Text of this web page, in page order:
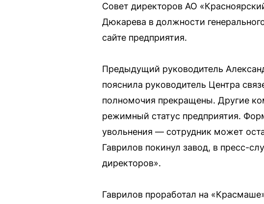
Совет директоров АО
Дюкарева в должности
сайте предприятия.
Предыдущий руководитель
пояснила руководитель Центра
полномочия прекращены. Другие
режимный статус предприятия.
увольнения — сотрудник может
Гаврилов покинул завод, в пресс-
директоров».
Гаврилов проработал на